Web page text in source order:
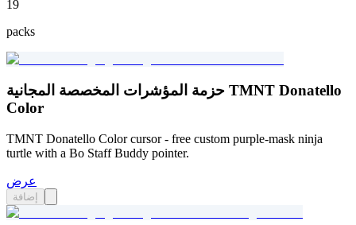
19
packs
حزمة المؤشرات المخصصة المجانية TMNT Donatello
Color
TMNT Donatello Color cursor - free custom purple-mask ninja
turtle with a Bo Staff Buddy pointer.
عرض
إضافة